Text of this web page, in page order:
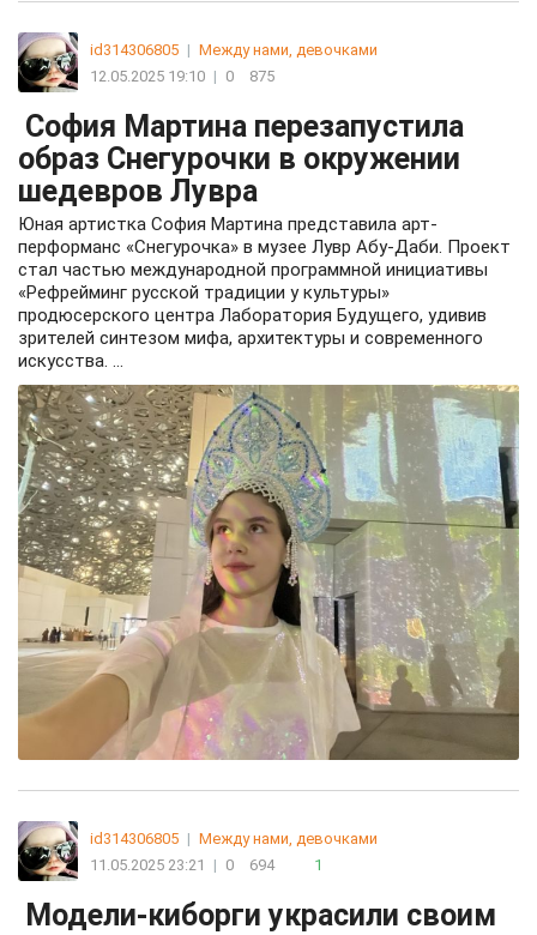
id314306805 | Между нами, девочками
12.05.2025 19:10 | 0 875
София Мартина перезапустила
образ Снегурочки в окружении
шедевров Лувра
Юная артистка София Мартина представила арт-
перформанс «Снегурочка» в музее Лувр Абу-Даби. Проект
стал частью международной программной инициативы
«Рефрейминг русской традиции у культуры»
продюсерского центра Лаборатория Будущего, удивив
зрителей синтезом мифа, архитектуры и современного
искусства. ...
id314306805 | Между нами, девочками
11.05.2025 23:21
| 0 694 1
Модели-киборги украсили своим